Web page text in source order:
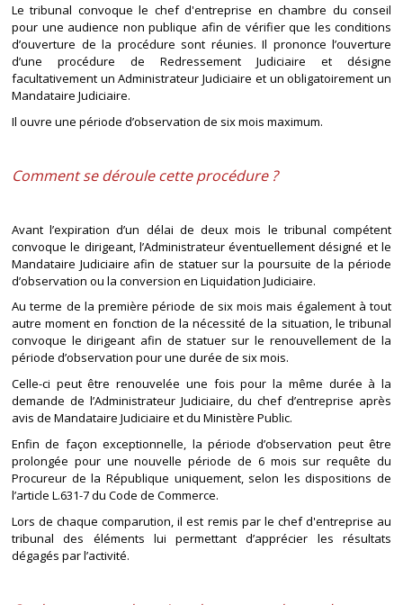
Le tribunal convoque le chef d'entreprise en chambre du conseil
pour une audience non publique afin de vérifier que les conditions
d’ouverture de la procédure sont réunies. Il prononce l’ouverture
d’une procédure de Redressement Judiciaire et désigne
facultativement un Administrateur Judiciaire et un obligatoirement un
Mandataire Judiciaire.
Il ouvre une période d’observation de six mois maximum.
Comment se déroule cette procédure ?
Avant l’expiration d’un délai de deux mois le tribunal compétent
convoque le dirigeant, l’Administrateur éventuellement désigné et le
Mandataire Judiciaire afin de statuer sur la poursuite de la période
d’observation ou la conversion en Liquidation Judiciaire.
Au terme de la première période de six mois mais également à tout
autre moment en fonction de la nécessité de la situation, le tribunal
convoque le dirigeant afin de statuer sur le renouvellement de la
période d’observation pour une durée de six mois.
Celle-ci peut être renouvelée une fois pour la même durée à la
demande de l’Administrateur Judiciaire, du chef d’entreprise après
avis de Mandataire Judiciaire et du Ministère Public.
Enfin de façon exceptionnelle, la période d’observation peut être
prolongée pour une nouvelle période de 6 mois sur requête du
Procureur de la République uniquement, selon les dispositions de
l’article L.631-7 du Code de Commerce.
Lors de chaque comparution, il est remis par le chef d'entreprise au
tribunal des éléments lui permettant d’apprécier les résultats
dégagés par l’activité.